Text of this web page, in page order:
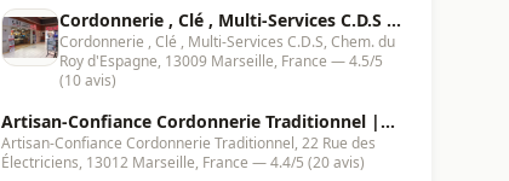
Cordonnerie , Clé , Multi-Services C.D.S |
Marseille - 13009
Cordonnerie , Clé , Multi-Services C.D.S, Chem. du
Roy d'Espagne, 13009 Marseille, France — 4.5/5
(10 avis)
Artisan-Confiance Cordonnerie Traditionnel |
Marseille - 13012
Artisan-Confiance Cordonnerie Traditionnel, 22 Rue des
Électriciens, 13012 Marseille, France — 4.4/5 (20 avis)